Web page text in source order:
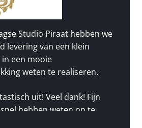
Studio Piraat hebben we
levering van een klein
een mooie
weten te realiseren.
uit! Veel dank! Fijn
hebben weten op te